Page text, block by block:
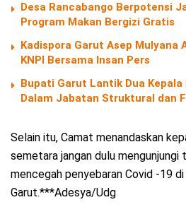
Desa Rancabango Berpotensi
Program Makan Bergizi Gratis
Kadispora Garut Asep Mulyana
KNPI Bersama Insan Pers
Bupati Garut Lantik Dua Kepala
Dalam Jabatan Struktural dan
Selain itu, Camat menandaskan
semetara jangan dulu mengunjungi
mencegah penyebaran Covid -19
Garut.***Adesya/Udg